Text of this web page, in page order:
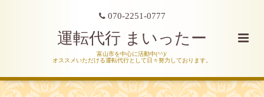
070-2251-0777
運転代行 まいったー
富山市を中心に活動中(^^)/
オススメいただける運転代行として日々努力しております。